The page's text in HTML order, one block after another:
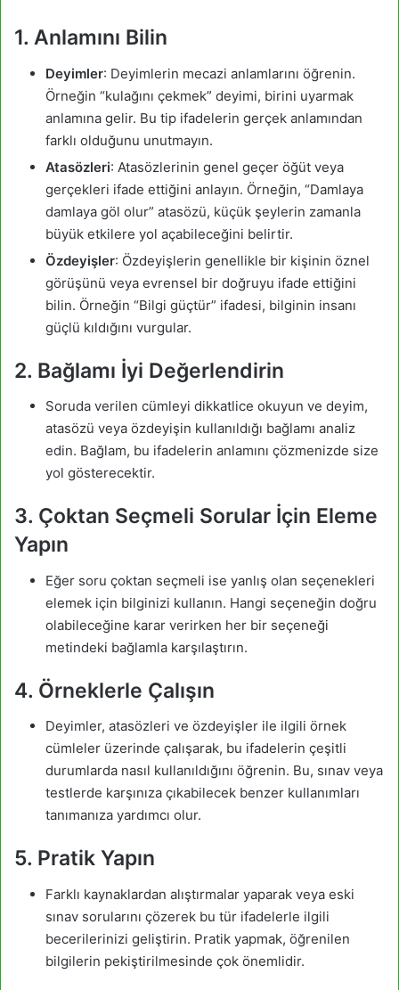
1. Anlamını Bilin
Deyimler: Deyimlerin mecazi anlamlarını öğrenin.
Örneğin “kulağını çekmek” deyimi, birini uyarmak
anlamına gelir. Bu tip ifadelerin gerçek anlamından
farklı olduğunu unutmayın.
Atasözleri: Atasözlerinin genel geçer öğüt veya
gerçekleri ifade ettiğini anlayın. Örneğin, “Damlaya
damlaya göl olur” atasözü, küçük şeylerin zamanla
büyük etkilere yol açabileceğini belirtir.
Özdeyişler: Özdeyişlerin genellikle bir kişinin öznel
görüşünü veya evrensel bir doğruyu ifade ettiğini
bilin. Örneğin “Bilgi güçtür” ifadesi, bilginin insanı
güçlü kıldığını vurgular.
2. Bağlamı İyi Değerlendirin
Soruda verilen cümleyi dikkatlice okuyun ve deyim,
atasözü veya özdeyişin kullanıldığı bağlamı analiz
edin. Bağlam, bu ifadelerin anlamını çözmenizde size
yol gösterecektir.
3. Çoktan Seçmeli Sorular İçin Eleme
Yapın
Eğer soru çoktan seçmeli ise yanlış olan seçenekleri
elemek için bilginizi kullanın. Hangi seçeneğin doğru
olabileceğine karar verirken her bir seçeneği
metindeki bağlamla karşılaştırın.
4. Örneklerle Çalışın
Deyimler, atasözleri ve özdeyişler ile ilgili örnek
cümleler üzerinde çalışarak, bu ifadelerin çeşitli
durumlarda nasıl kullanıldığını öğrenin. Bu, sınav veya
testlerde karşınıza çıkabilecek benzer kullanımları
tanımanıza yardımcı olur.
5. Pratik Yapın
Farklı kaynaklardan alıştırmalar yaparak veya eski
sınav sorularını çözerek bu tür ifadelerle ilgili
becerilerinizi geliştirin. Pratik yapmak, öğrenilen
bilgilerin pekiştirilmesinde çok önemlidir.